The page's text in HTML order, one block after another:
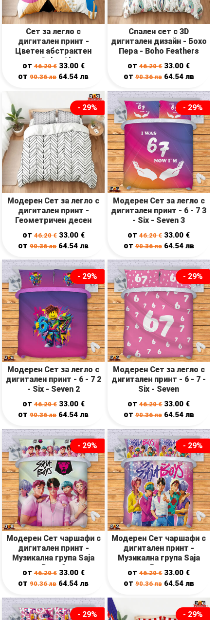
Сет за легло с
дигитален принт -
Цветен абстрактен
десен - Color Abstract
Design
от46.20€ 33.00 €
от90.36лв 64.54лв
Спален сет с 3D
дигитален дизайн - Бохо
Пера - Boho Feathers
от46.20€ 33.00 €
от 90.36лв 64.54 лв
- 29%
Модерен Сет за легло с
дигитален принт -
Геометричен десен
от46.20€ 33.00 €
от90.36лв 64.54лв
- 29%
Модерен Сет за легло с
дигитален принт - 6 - 7 3
- Six - Seven 3
от46.20€ 33.00 €
от 90.36лв 64.54 лв
- 29%
Модерен Сет за легло с
дигитален принт - 6 - 7 2
- Six - Seven 2
от46.20€ 33.00 €
от90.36лв 64.54лв
- 29%
Модерен Сет за легло с
дигитален принт - 6 - 7 -
Six - Seven
от46.20€ 33.00 €
от 90.36лв 64.54 лв
- 29%
Модерен Сет чаршафи с
дигитален принт -
Музикална група Saja
Boys 2
от46.20€ 33.00 €
от90.36лв 64.54лв
- 29%
Модерен Сет чаршафи с
дигитален принт -
Музикална група Saja
Boys
от46.20€ 33.00 €
от 90.36лв 64.54 лв
- 29% - 29%